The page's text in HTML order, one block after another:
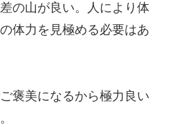
の山が良い。人により体
体力を見極める必要はあ
褒美になるから極力良い